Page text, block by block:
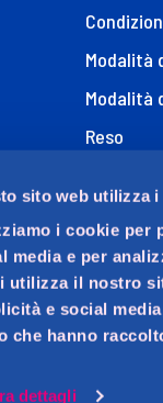
sito web utilizza i
i cookie per
media e per
utilizza il nostro
e social
che hanno
dettagli
Modalità
Modalità
Reso
Marche